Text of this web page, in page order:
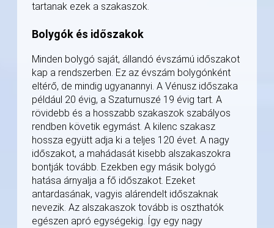
tartanak ezek a szakaszok.
Bolygók és időszakok
Minden bolygó saját, állandó évszámú időszakot
kap a rendszerben. Ez az évszám bolygónként
eltérő, de mindig ugyanannyi. A Vénusz időszaka
például 20 évig, a Szaturnuszé 19 évig tart. A
rövidebb és a hosszabb szakaszok szabályos
rendben követik egymást. A kilenc szakasz
hossza együtt adja ki a teljes 120 évet. A nagy
időszakot, a mahádasát kisebb alszakaszokra
bontják tovább. Ezekben egy másik bolygó
hatása árnyalja a fő időszakot. Ezeket
antardasának, vagyis alárendelt időszaknak
nevezik. Az alszakaszok tovább is oszthatók
egészen apró egységekig. Így egy nagy